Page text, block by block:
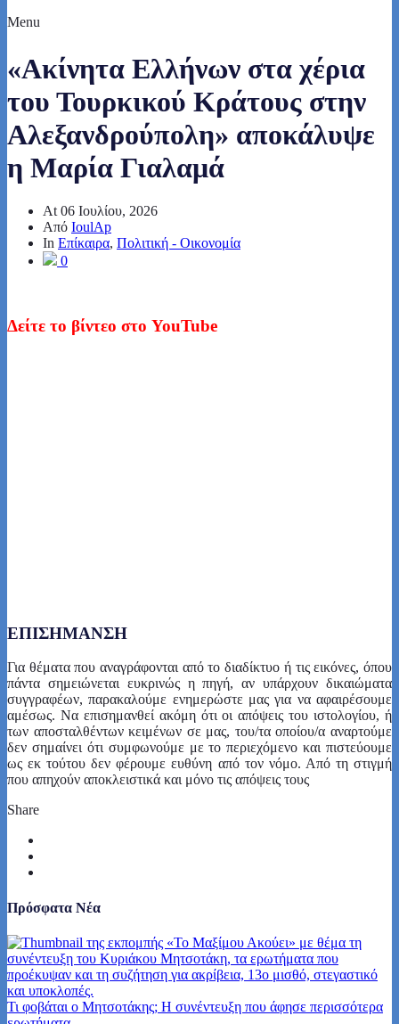
Menu
«Ακίνητα Ελλήνων στα χέρια
του Τουρκικού Κράτους στην
Αλεξανδρούπολη» αποκάλυψε
η Μαρία Γιαλαμά
At 06 Ιουλίου, 2026
Από IoulAp
In Επίκαιρα, Πολιτική - Οικονομία
0
Δείτε το βίντεο στο YouTube
ΕΠΙΣΗΜΑΝΣΗ
Για θέματα που αναγράφονται από το διαδίκτυο ή τις εικόνες, όπου
πάντα σημειώνεται ευκρινώς η πηγή, αν υπάρχουν δικαιώματα
συγγραφέων, παρακαλούμε ενημερώστε μας για να αφαιρέσουμε
αμέσως. Να επισημανθεί ακόμη ότι οι απόψεις του ιστολογίου, ή
των αποσταλθέντων κειμένων σε μας, του/τα οποίου/α αναρτούμε
δεν σημαίνει ότι συμφωνούμε με το περιεχόμενο και πιστεύουμε
ως εκ τούτου δεν φέρουμε ευθύνη από τον νόμο. Από τη στιγμή
που απηχούν αποκλειστικά και μόνο τις απόψεις τους
Share
Πρόσφατα Νέα
Τι φοβάται ο Μητσοτάκης; Η συνέντευξη που άφησε περισσότερα